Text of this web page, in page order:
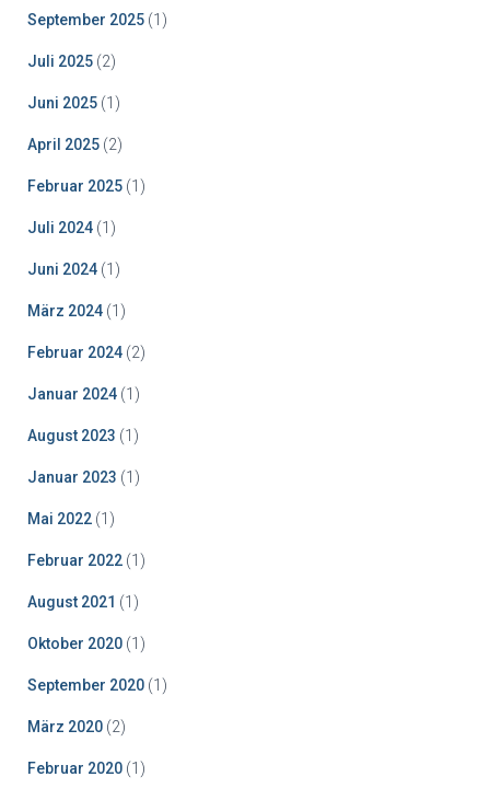
September 2025 (1)
Juli 2025 (2)
Juni 2025 (1)
April 2025 (2)
Februar 2025 (1)
Juli 2024 (1)
Juni 2024 (1)
März 2024 (1)
Februar 2024 (2)
Januar 2024 (1)
August 2023 (1)
Januar 2023 (1)
Mai 2022 (1)
Februar 2022 (1)
August 2021 (1)
Oktober 2020 (1)
September 2020 (1)
März 2020 (2)
Februar 2020 (1)